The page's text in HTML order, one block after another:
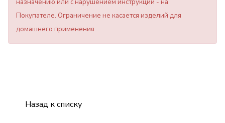
назначению или с нарушением инструкции - на
Покупателе. Ограничение не касается изделий для
домашнего применения.
Назад к списку